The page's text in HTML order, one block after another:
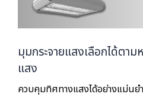
มุมกระจายแสงเลือกได้ตา
แสง
ควบคุมทิศทางแสงได้อย่างแม่น